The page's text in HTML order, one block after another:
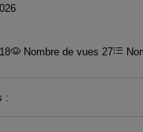
Nombre de vues 27
: